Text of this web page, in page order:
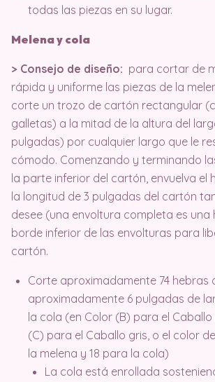
todas las piezas en su lugar.
Melena y cola
> Consejo de diseño: para cortar de
rápida y uniforme las piezas de la
corte un trozo de cartón rectangular
galletas) a la mitad de la altura del
pulgadas) por cualquier largo que le
cómodo. Comenzando y terminando
la parte inferior del cartón, envuelva el
la longitud de 3 pulgadas del cartón
desee (una envoltura completa es una
borde inferior de las envolturas para
cartón.
Corte aproximadamente 74 hebras
aproximadamente 6 pulgadas de
la cola (en Color (B) para el
(C) para el Caballo gris, o el color
la melena y 18 para la cola)
La cola está enrollada